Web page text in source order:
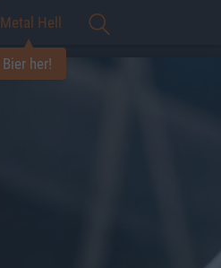
Metal Hell
Bier her!